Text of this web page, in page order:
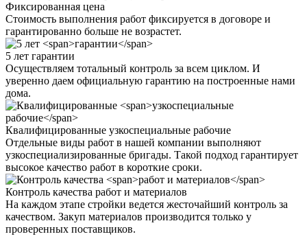
Фиксированная цена
Стоимость выполнения работ фиксируется в договоре и
гарантированно больше не возрастет.
5 лет гарантии
Осуществляем тотальный контроль за всем циклом. И
уверенно даем официальную гарантию на построенные нами
дома.
Квалифицированные узкоспециальные рабочие
Отдельные виды работ в нашей компании выполняют
узкоспециализированные бригады. Такой подход гарантирует
высокое качество работ в короткие сроки.
Контроль качества работ и материалов
На каждом этапе стройки ведется жесточайший контроль за
качеством. Закуп материалов производится только у
проверенных поставщиков.